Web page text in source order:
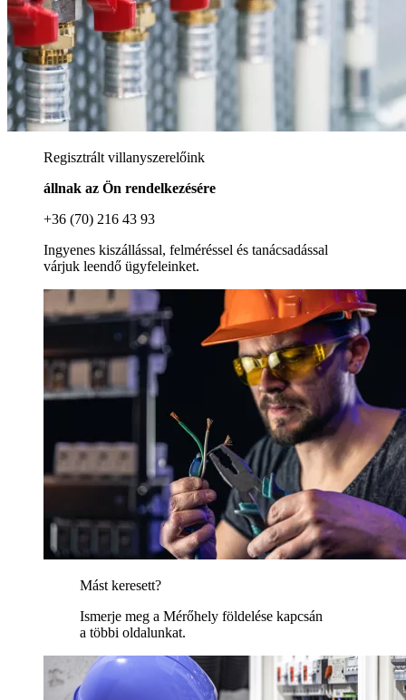
Regisztrált villanyszerelőink
állnak az Ön rendelkezésére
+36 (70) 216 43 93
Ingyenes kiszállással, felméréssel és tanácsadással
várjuk leendő ügyfeleinket.
Mást keresett?
Ismerje meg a Mérőhely földelése kapcsán
a többi oldalunkat.